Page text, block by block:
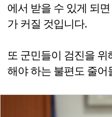
에서 받을 수 있게 되
가 커질 것입니다.
또 군민들이 검진을
해야 하는 불편도 줄